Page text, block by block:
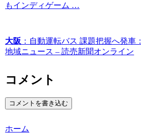
もインディゲーム …
大阪 ：自動運転バス 課題把握へ発車：
地域ニュース – 読売新聞オンライン
コメント
コメントを書き込む
ホーム